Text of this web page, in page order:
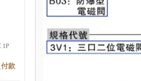
1P
付款